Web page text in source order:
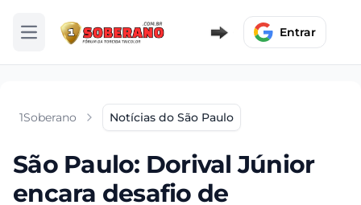
Abrir menu Entrar
1Soberano Notícias do São Paulo
São Paulo: Dorival Júnior
encara desafio de